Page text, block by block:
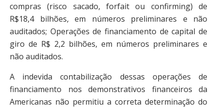
compras (risco sacado, forfait ou confirming) de
R$18,4 bilhões, em números preliminares e não
auditados; Operações de financiamento de capital de
giro de R$ 2,2 bilhões, em números preliminares e
não auditados.
A indevida contabilização dessas operações de
financiamento nos demonstrativos financeiros da
Americanas não permitiu a correta determinação do